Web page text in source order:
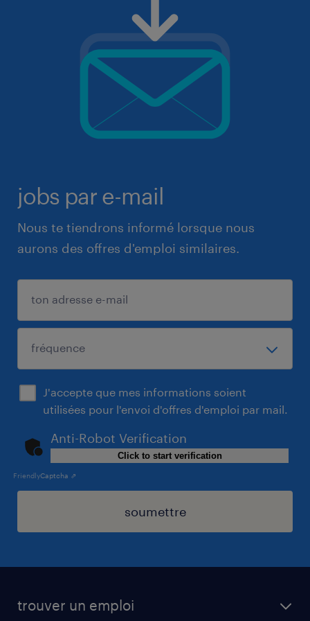
jobs par e-mail
Nous te tiendrons informé lorsque nous
aurons des offres d'emploi similaires.
J'accepte que mes informations soient
utilisées pour l'envoi d'offres d'emploi par mail.
Anti-Robot Verification
Click to start verification
FriendlyCaptcha ⇗
soumettre
trouver un emploi